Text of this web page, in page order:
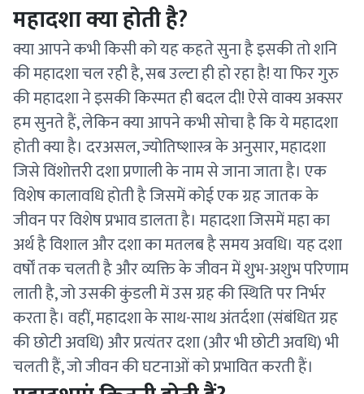
महादशा क्या होती है?
क्या आपने कभी किसी को यह कहते सुना है इसकी तो शनि
की महादशा चल रही है, सब उल्टा ही हो रहा है! या फिर गुरु
की महादशा ने इसकी किस्मत ही बदल दी! ऐसे वाक्य अक्सर
हम सुनते हैं, लेकिन क्या आपने कभी सोचा है कि ये महादशा
होती क्या है। दरअसल, ज्योतिष्शास्त्र के अनुसार, महादशा
जिसे विंशोत्तरी दशा प्रणाली के नाम से जाना जाता है। एक
विशेष कालावधि होती है जिसमें कोई एक ग्रह जातक के
जीवन पर विशेष प्रभाव डालता है। महादशा जिसमें महा का
अर्थ है विशाल और दशा का मतलब है समय अवधि। यह दशा
वर्षों तक चलती है और व्यक्ति के जीवन में शुभ-अशुभ परिणाम
लाती है, जो उसकी कुंडली में उस ग्रह की स्थिति पर निर्भर
करता है। वहीं, महादशा के साथ-साथ अंतर्दशा (संबंधित ग्रह
की छोटी अवधि) और प्रत्यंतर दशा (और भी छोटी अवधि) भी
चलती हैं, जो जीवन की घटनाओं को प्रभावित करती हैं।